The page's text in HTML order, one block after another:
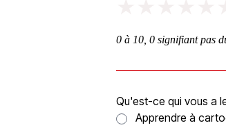
0 à 10, 0 signifiant pas
Qu'est-ce qui vous a
Apprendre à